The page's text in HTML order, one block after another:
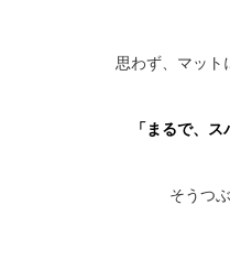
思わず、マット
「まるで、
そうつ